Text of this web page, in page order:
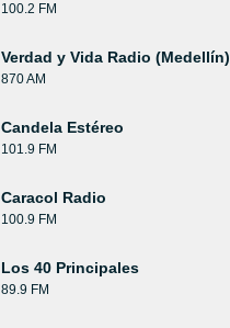
100.2 FM
Verdad y Vida Radio (Medellín)
870 AM
Candela Estéreo
101.9 FM
Caracol Radio
100.9 FM
Los 40 Principales
89.9 FM